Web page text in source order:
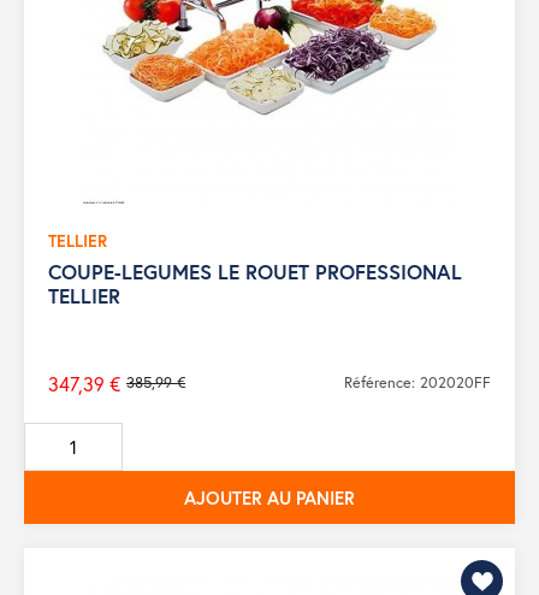
TELLIER
COUPE-LEGUMES LE ROUET PROFESSIONAL
TELLIER
Prix
de
base
385,99 €
347,39 € Référence: 202020FF
AJOUTER AU PANIER